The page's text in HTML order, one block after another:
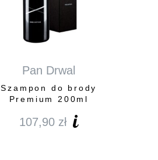
Pan Drwal
Szampon do brody
Premium 200ml
107,90 zł